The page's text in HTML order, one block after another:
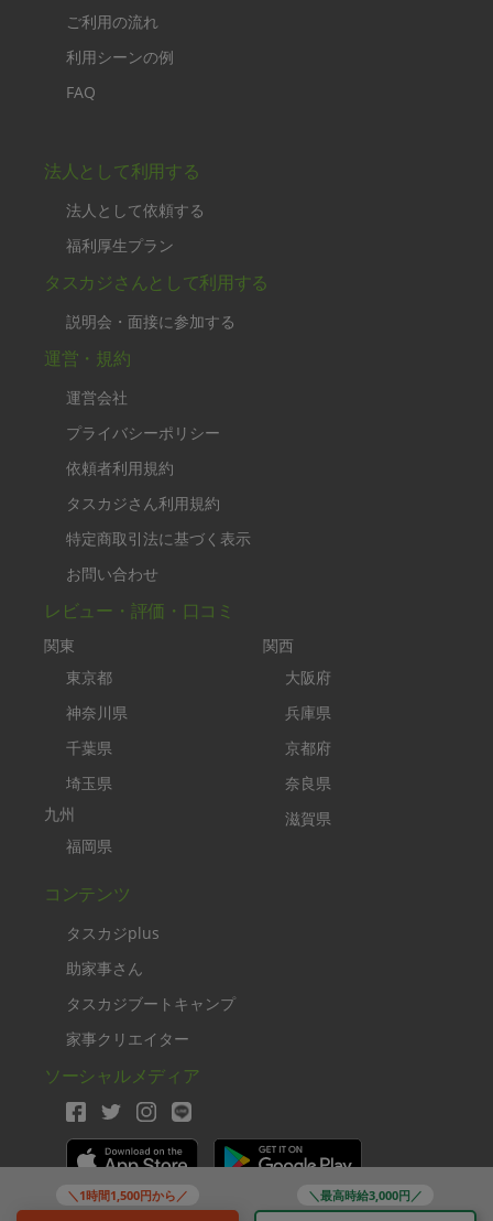
＼1時間1,500円から／ ＼最高時給3,000円／
ご利用の流れ
利用シーンの例
FAQ
法人として利用する
法人として依頼する
福利厚生プラン
タスカジさんとして利用する
説明会・面接に参加する
運営・規約
運営会社
プライバシーポリシー
依頼者利用規約
タスカジさん利用規約
特定商取引法に基づく表示
お問い合わせ
レビュー・評価・口コミ
関東
東京都
神奈川県
千葉県
埼玉県
九州
福岡県
関西
大阪府
兵庫県
京都府
奈良県
滋賀県
コンテンツ
タスカジplus
助家事さん
タスカジブートキャンプ
家事クリエイター
ソーシャルメディア